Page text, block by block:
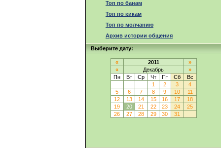
Топ по банам
Топ по кикам
Топ по молчанию
Архив истории общения
Выберите дату:
« 2011
»
«
Декабрь
»
Пн
Вт Ср Чт Пт Сб
Вс
1
2 3
4
5
6 7 8 9 10
11
12
13 14 15 16 17
18
19
20 21 22 23 24
25
26
27 28 29 30 31